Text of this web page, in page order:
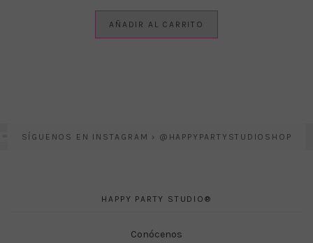
AÑADIR AL CARRITO
SÍGUENOS EN INSTAGRAM › @HAPPYPARTYSTUDIOSHOP
HAPPY PARTY STUDIO®
Conócenos